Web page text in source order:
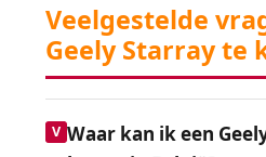
Veelgestelde
Geely Starray te
Waar kan ik een